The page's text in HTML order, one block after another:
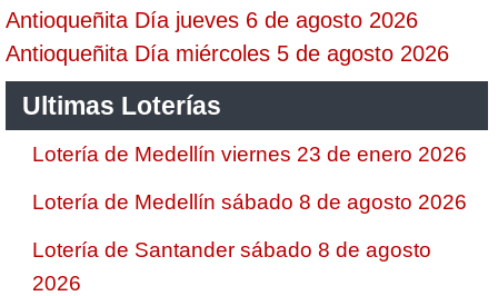
Antioqueñita Día jueves 6 de agosto 2026
Antioqueñita Día miércoles 5 de agosto 2026
Ultimas Loterías
Lotería de Medellín viernes 23 de enero 2026
Lotería de Medellín sábado 8 de agosto 2026
Lotería de Santander sábado 8 de agosto
2026